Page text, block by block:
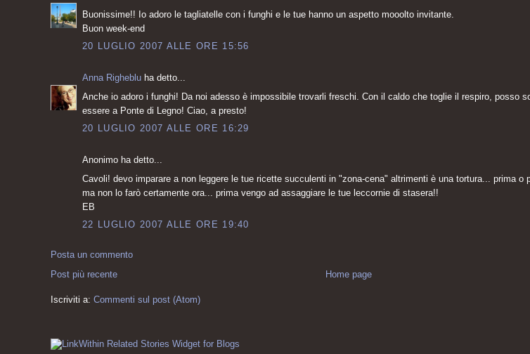
Buonissime!! Io adoro le tagliatelle con i funghi e le tue hanno un aspetto mooolto invitante.
Buon week-end
20 LUGLIO 2007 ALLE ORE 15:56
Anna Righeblu ha detto...
Anche io adoro i funghi! Da noi adesso è impossibile trovarli freschi. Con il caldo che toglie il respiro, posso
essere a Ponte di Legno! Ciao, a presto!
20 LUGLIO 2007 ALLE ORE 16:29
Anonimo ha detto...
Cavoli! devo imparare a non leggere le tue ricette succulenti in "zona-cena" altrimenti è una tortura... prima o
ma non lo farò certamente ora... prima vengo ad assaggiare le tue leccornie di stasera!!
EB
22 LUGLIO 2007 ALLE ORE 19:40
Posta un commento
Post più recente
Home page
Iscriviti a: Commenti sul post (Atom)